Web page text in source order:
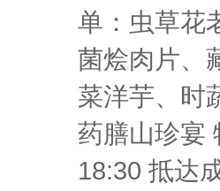
单：虫草花
菌烩肉片、
菜洋芋、时
药膳山珍宴
18:30 抵达